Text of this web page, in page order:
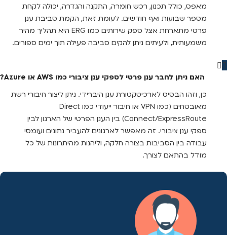
מאפס, כולל תכנון, רכש חומרה, התקנה והגדרה, יכולה לקחת
מספר שבועות ואף חודשים. לעומת זאת, הקמת סביבת ענן
פרטי מתארחת אצל ספק שירותים כמו ERG היא תהליך מהיר
משמעותית, ולעיתים ניתן להקים סביבה פעילה תוך ימים ספורים.
האם ניתן לחבר ענן פרטי לספקי ענן ציבורי כמו AWS או Azure?
כן, וזהו הבסיס לארכיטקטורת ענן היברידי. ניתן ליצור חיבורי רשת
מאובטחים (כמו VPN או חיבור ייעודי כמו Direct
Connect/ExpressRoute) בין הענן הפרטי של הארגון לבין
ספקי ענן ציבורי. זה מאפשר לארגונים להעביר נתונים ועומסי
עבודה בין הסביבות בצורה חלקה, וליהנות מהיתרונות של כל
מודל בהתאם לצורך.